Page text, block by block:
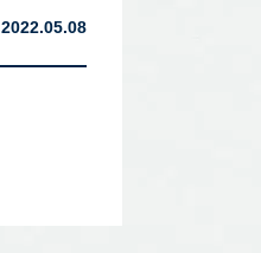
2022.05.08